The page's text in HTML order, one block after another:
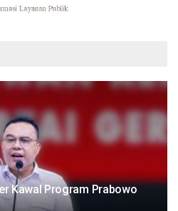
Kawal Program Prabowo